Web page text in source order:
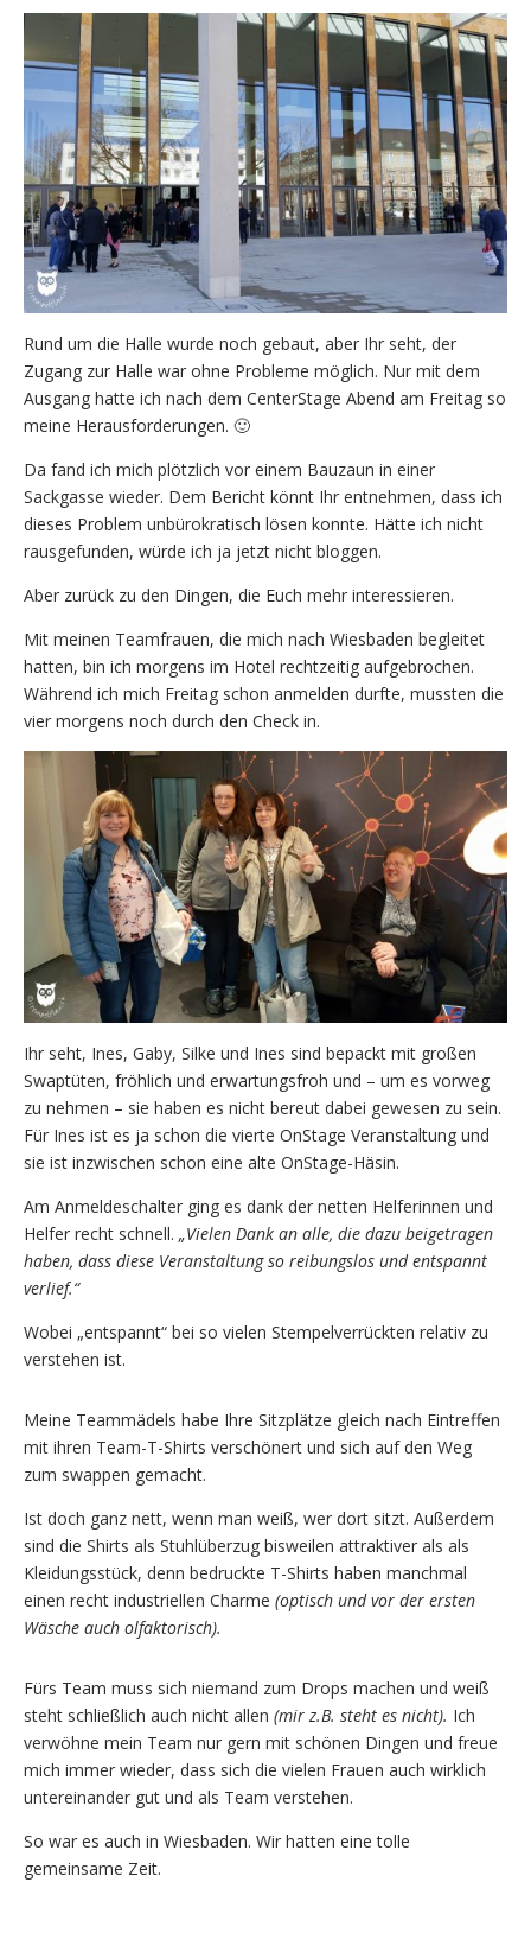
Rund um die Halle wurde noch gebaut, aber Ihr seht, der
Zugang zur Halle war ohne Probleme möglich. Nur mit dem
Ausgang hatte ich nach dem CenterStage Abend am Freitag so
meine Herausforderungen. 🙂
Da fand ich mich plötzlich vor einem Bauzaun in einer
Sackgasse wieder. Dem Bericht könnt Ihr entnehmen, dass ich
dieses Problem unbürokratisch lösen konnte. Hätte ich nicht
rausgefunden, würde ich ja jetzt nicht bloggen.
Aber zurück zu den Dingen, die Euch mehr interessieren.
Mit meinen Teamfrauen, die mich nach Wiesbaden begleitet
hatten, bin ich morgens im Hotel rechtzeitig aufgebrochen.
Während ich mich Freitag schon anmelden durfte, mussten die
vier morgens noch durch den Check in.
Ihr seht, Ines, Gaby, Silke und Ines sind bepackt mit großen
Swaptüten, fröhlich und erwartungsfroh und – um es vorweg
zu nehmen – sie haben es nicht bereut dabei gewesen zu sein.
Für Ines ist es ja schon die vierte OnStage Veranstaltung und
sie ist inzwischen schon eine alte OnStage-Häsin.
Am Anmeldeschalter ging es dank der netten Helferinnen und
Helfer recht schnell. „Vielen Dank an alle, die dazu beigetragen
haben, dass diese Veranstaltung so reibungslos und entspannt
verlief.“
Wobei „entspannt“ bei so vielen Stempelverrückten relativ zu
verstehen ist.
Meine Teammädels habe Ihre Sitzplätze gleich nach Eintreffen
mit ihren Team-T-Shirts verschönert und sich auf den Weg
zum swappen gemacht.
Ist doch ganz nett, wenn man weiß, wer dort sitzt. Außerdem
sind die Shirts als Stuhlüberzug bisweilen attraktiver als als
Kleidungsstück, denn bedruckte T-Shirts haben manchmal
einen recht industriellen Charme (optisch und vor der ersten
Wäsche auch olfaktorisch).
Fürs Team muss sich niemand zum Drops machen und weiß
steht schließlich auch nicht allen (mir z.B. steht es nicht). Ich
verwöhne mein Team nur gern mit schönen Dingen und freue
mich immer wieder, dass sich die vielen Frauen auch wirklich
untereinander gut und als Team verstehen.
So war es auch in Wiesbaden. Wir hatten eine tolle
gemeinsame Zeit.